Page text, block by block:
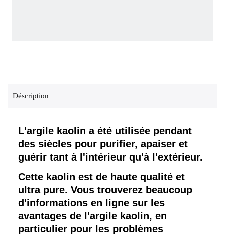
Déscription
L'argile kaolin a été utilisée pendant
des siècles pour purifier, apaiser et
guérir tant à l'intérieur qu'à l'extérieur.
Cette kaolin est de haute qualité et
ultra pure. Vous trouverez beaucoup
d'informations en ligne sur les
avantages de l'argile kaolin, en
particulier pour les problèmes